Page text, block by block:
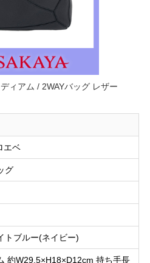
ィアム / 2WAYバッグ レザー
エベ
グ
トブルー(ネイビー)
約W29.5×H18×D12cm 持ち手長